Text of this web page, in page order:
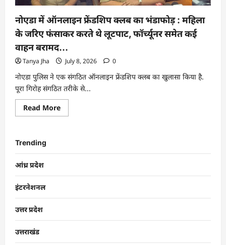
नोएडा में ऑनलाइन फ्रेंडशिप क्लब का भंडाफोड़ : महिला
के जरिए फंसाकर करते थे लूटपाट, फॉर्च्यूनर समेत कई
वाहन बरामद…
Tanya Jha July 8, 2026 0
नोएडा पुलिस ने एक संगठित ऑनलाइन फ्रेंडशिप क्लब का खुलासा किया है.
पूरा गिरोह संगठित तरीके से...
Read More
Trending
आंध्र प्रदेश
इंटरनेशनल
उत्तर प्रदेश
उत्तराखंड